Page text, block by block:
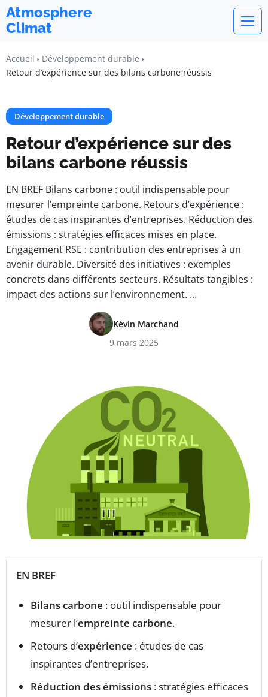
Atmosphere
Climat
Accueil
Développement durable
Retour d’expérience sur des bilans carbone réussis
Développement durable
Retour d’expérience sur des
bilans carbone réussis
EN BREF Bilans carbone : outil indispensable pour
mesurer l’empreinte carbone. Retours d’expérience :
études de cas inspirantes d’entreprises. Réduction des
émissions : stratégies efficaces mises en place.
Engagement RSE : contribution des entreprises à un
avenir durable. Diversité des initiatives : exemples
concrets dans différents secteurs. Résultats tangibles :
impact des actions sur l’environnement. …
Kévin Marchand
9 mars 2025
EN BREF
Bilans carbone : outil indispensable pour
mesurer l’empreinte carbone.
Retours d’expérience : études de cas
inspirantes d’entreprises.
Réduction des émissions : stratégies efficaces